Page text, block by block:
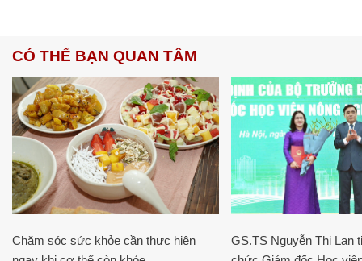
CÓ THỂ BẠN QUAN TÂM
Chăm sóc sức khỏe cần thực hiện
GS.TS Nguyễn Thị Lan